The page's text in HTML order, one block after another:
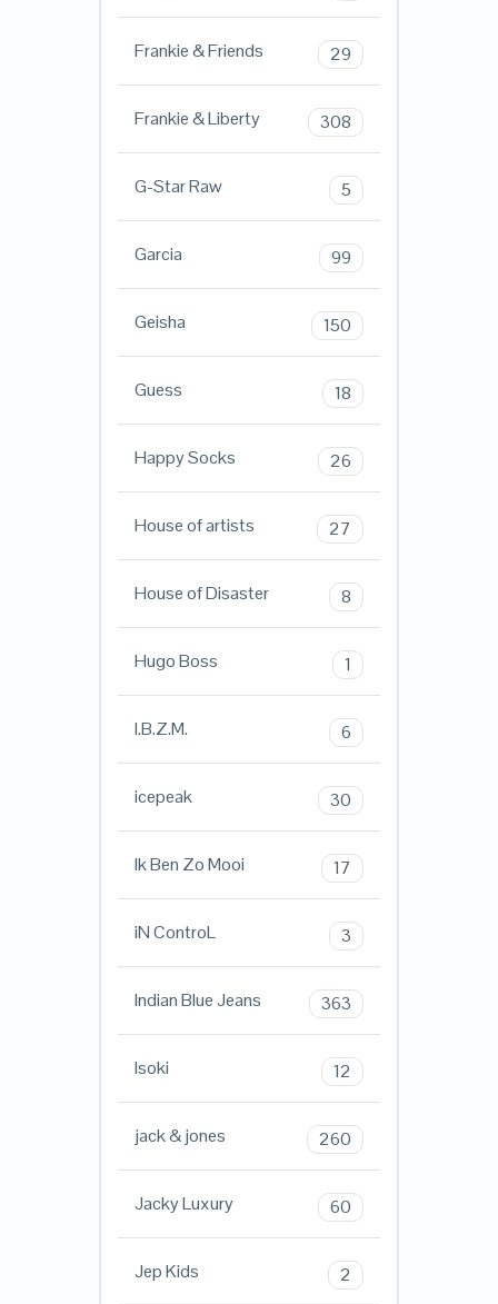
Frankie & Friends 29
Frankie & Liberty 308
G-Star Raw 5
Garcia 99
Geisha 150
Guess 18
Happy Socks 26
House of artists 27
House of Disaster 8
Hugo Boss 1
I.B.Z.M. 6
icepeak 30
Ik Ben Zo Mooi 17
iN ControL 3
Indian Blue Jeans 363
Isoki 12
jack & jones 260
Jacky Luxury 60
Jep Kids 2